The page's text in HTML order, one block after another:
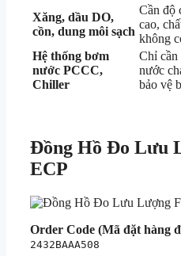
Xăng, dầu DO,
cồn, dung môi sạch
Cần độ
cao,
không
Hệ thống bơm
nước PCCC,
Chiller
Chỉ cần
nước
bảo vệ
Đồng Hồ Đo Lưu
ECP
Order Code (Mã đặt hàng
2432BAAA508